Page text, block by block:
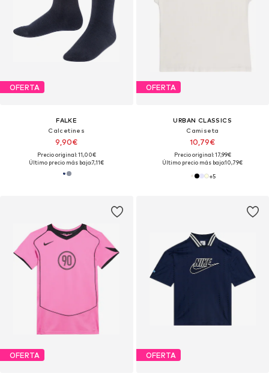
OFERTA
FALKE
Calcetines
9,90€
Precio original: 11,00€
Último precio más bajo:7,11€
OFERTA
URBAN CLASSICS
Camiseta
10,79€
Precio original: 17,99€
Último precio más bajo:10,79€
+5
OFERTA OFERTA